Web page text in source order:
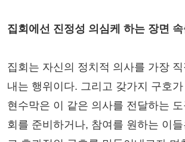
집회에선 진정성 의심케 하는 장면
집회는 자신의 정치적 의사를 가장
내는 행위이다. 그리고 갖가지 구호
현수막은 이 같은 의사를 전달하는
회를 준비하거나, 참여를 원하는 이